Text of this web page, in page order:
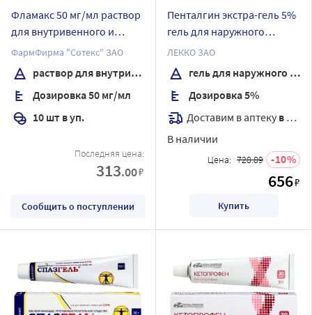
Фламакс 50 мг/мл раствор
для внутривенного и
внутримышечного
введения 2 мл ампулы 10
шт.
ФармФирма "Сотекс" ЗАО
раствор для внутривенного и внутримышечного введения
Дозировка 50 мг/мл
10 шт в уп.
Последняя цена:
313.00₽
Сообщить о поступлении
Пенталгин экстра-гель 5%
гель для наружного
применения 100 гр
ЛЕККО ЗАО
гель для наружного применения
Дозировка 5%
Доставим в аптеку в течение 7 дней
В наличии
Цена: 728.89 10
656₽
Купить